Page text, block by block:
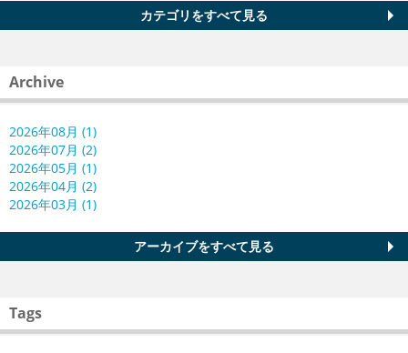
カテゴリをすべて見る
Archive
2026年08月 (1)
2026年07月 (2)
2026年05月 (1)
2026年04月 (2)
2026年03月 (1)
アーカイブをすべて見る
Tags